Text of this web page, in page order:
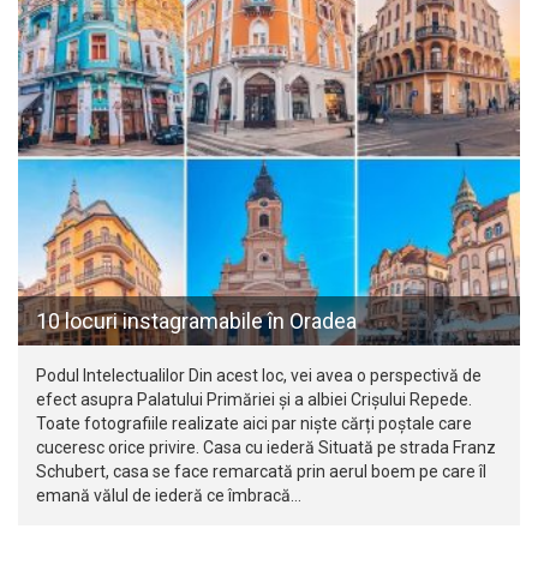
10 locuri instagramabile în Oradea
Podul Intelectualilor Din acest loc, vei avea o perspectivă de
efect asupra Palatului Primăriei și a albiei Crișului Repede.
Toate fotografiile realizate aici par niște cărți poștale care
cuceresc orice privire. Casa cu iederă Situată pe strada Franz
Schubert, casa se face remarcată prin aerul boem pe care îl
emană vălul de iederă ce îmbracă…